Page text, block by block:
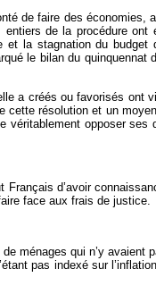
de faire des économies,
de la procédure
et la stagnation du
le bilan du quinquennat
a créés ou favorisés ont
cette résolution et un
véritablement opposer ses
Français d’avoir
face aux frais de justice.
ménages qui n’y avaient
pas indexé sur